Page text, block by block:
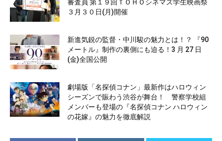
審査員 第１９回ＴＯＨＯシネマズ学生映画祭
３月３０日(月)開催
新進気鋭の監督・中川駿の魅力とは！？ 『90
メートル』制作の裏側にも迫る！3 月 27 日
(金)全国公開
劇場版「名探偵コナン」最新作はハロウィン
シーズンで賑わう渋谷が舞台！ 警察学校組
メンバーも登場の『名探偵コナン ハロウィン
の花嫁』の魅力を徹底解説